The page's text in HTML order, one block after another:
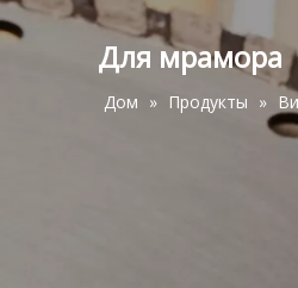
Для мрамора
Дом » Продукты »